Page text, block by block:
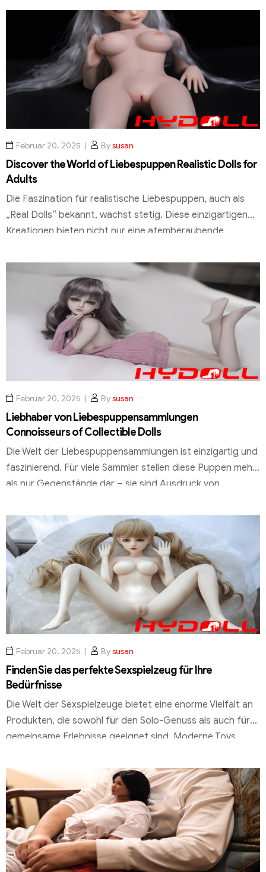
Accessoire für viele macht. Die Farbe spielt eine zentrale
Rolle bei der Anziehungskraft dieser Puppen. Die
Weizenhautfarbe verleiht ihnen einen Hauch von Exotik
und Eleganz, was […]
Februar 20, 2025 Bysusan
Discover the World of Liebespuppen Realistic Dolls for
Adults
Die Faszination für realistische Liebespuppen, auch als
„Real Dolls“ bekannt, wächst stetig. Diese einzigartigen
Kreationen bieten nicht nur eine atemberaubende
sowohl emotionale als auch sinnliche Momente
ermöglicht. Marken wie housedoll® stehen für
hochwertige Qualität und ein innovatives Konzept, das die
Grenzen zwischen Realität und Fantasie verschwimmen
lässt. Jede […]
Februar 20, 2025 Bysusan
Liebhaber von Liebespuppensammlungen
Connoisseurs of Collectible Dolls
Die Welt der Liebespuppensammlungen ist einzigartig und
faszinierend. Für viele Sammler stellen diese Puppen mehr
als nur Gegenstände dar – sie sind Ausdruck von
Entwicklungen und kulturelle Hintergründe haben diese
Leidenschaft geprägt und sie zu dem gemacht, was sie
heute sind. Mit der Zeit haben sich die Puppen von
einfachen […]
Februar 20, 2025 Bysusan
Finden Sie das perfekte Sexspielzeug für Ihre
Bedürfnisse
Die Welt der Sexspielzeuge bietet eine enorme Vielfalt an
Produkten, die sowohl für den Solo-Genuss als auch für
gemeinsame Erlebnisse geeignet sind. Moderne Toys
hochwertige Materialien aus, die nicht nur Lust, sondern
auch Selbstbefriedigung fördern. Bei der Auswahl eines
real sexdoll sollten Sie auf qualitative und sichere
Materialien wie […]